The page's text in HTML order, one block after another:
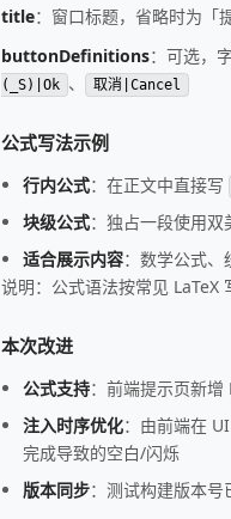
title：窗口标题，省略时为「
buttonDefinitions：可选，
(_S)|Ok 、 取消|Cancel
公式写法示例
行内公式：在正文中直接写
块级公式：独占一段使用双
适合展示内容：数学公式
说明：公式语法按常见 LaTeX
本次改进
公式支持：前端提示页新
注入时序优化：由前端在
完成导致的空白/闪烁
版本同步：测试构建版本